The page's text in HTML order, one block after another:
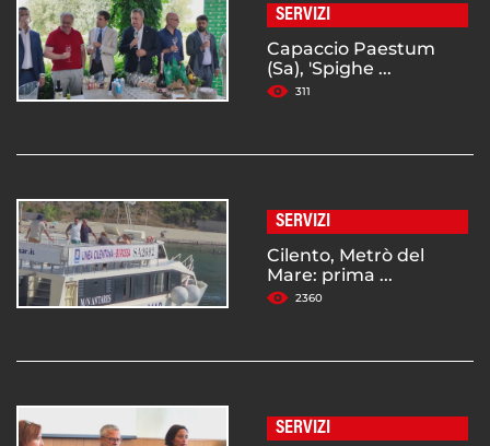
SERVIZI
Capaccio Paestum
(Sa), 'Spighe ...
311
SERVIZI
Cilento, Metrò del
Mare: prima ...
2360
SERVIZI